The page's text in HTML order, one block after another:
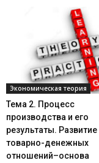
Экономическая теория
Тема 2. Процесс
производства и его
результаты. Развитие
товарно-денежных
отношений–основа